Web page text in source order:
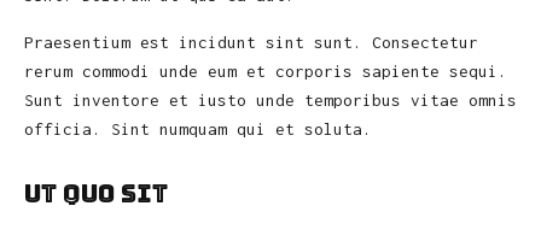
Praesentium est incidunt sint sunt. Consectetur
rerum commodi unde eum et corporis sapiente sequi.
Sunt inventore et iusto unde temporibus vitae omnis
officia. Sint numquam qui et soluta.
Ut quo sit